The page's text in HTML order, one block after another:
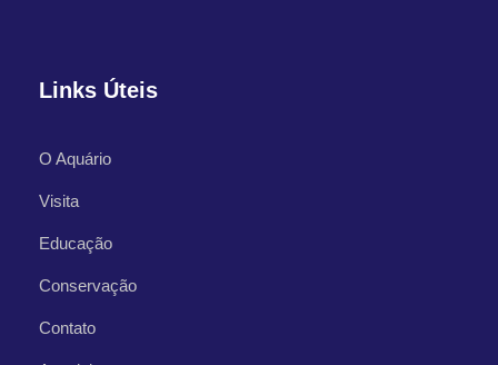
Links Úteis
O Aquário
Visita
Educação
Conservação
Contato